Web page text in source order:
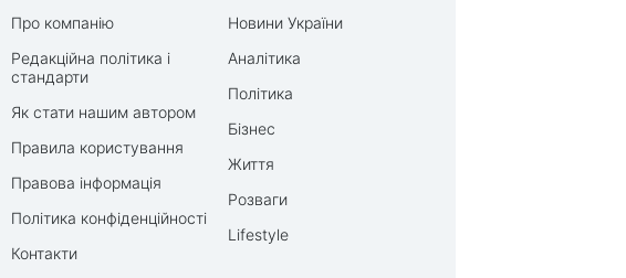
Про компанію
Редакційна політика і
стандарти
Як стати нашим автором
Правила користування
Правова інформація
Політика конфіденційності
Контакти
Новини України
Аналітика
Політика
Бізнес
Життя
Розваги
Lifestyle